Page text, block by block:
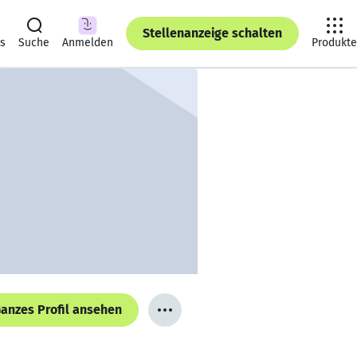
Suche Anmelden
Stellenanzeige schalten
Produkte
Profil ansehen